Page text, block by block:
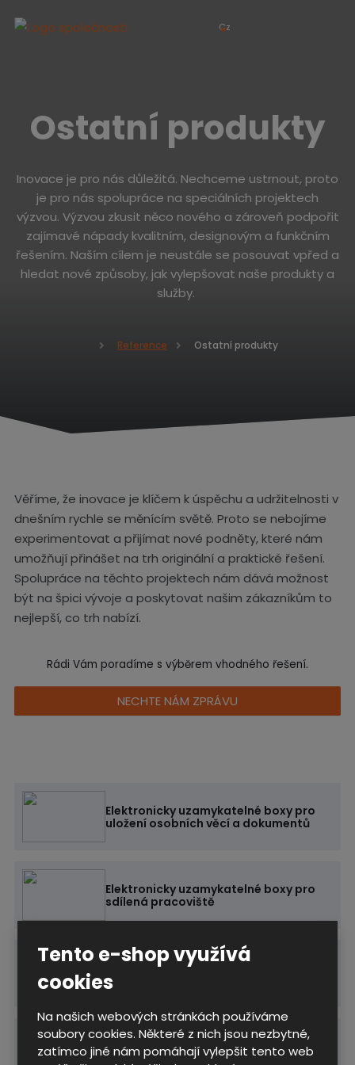
Tento e-shop využívá
cookies
Na našich webových stránkách používáme
soubory cookies. Některé z nich jsou nezbytné,
zatímco jiné nám pomáhají vylepšit tento web
Cz
Ostatní produkty
Inovace je pro nás důležitá. Nechceme ustrnout, proto
je pro nás spolupráce na speciálních projektech
výzvou. Výzvou zkusit něco nového a zároveň podpořit
zajímavé nápady kvalitním, designovým a funkčním
řešením. Naším cílem je neustále se posouvat vpřed a
hledat nové způsoby, jak vylepšovat naše produkty a
služby.
í
a
n
Reference Ostatní produkty
Věříme, že inovace je klíčem k úspěchu a udržitelnosti v
dnešním rychle se měnícím světě. Proto se nebojíme
experimentovat a přijímat nové podněty, které nám
umožňují přinášet na trh originální a praktické řešení.
Spolupráce na těchto projektech nám dává možnost
být na špici vývoje a poskytovat našim zákazníkům to
nejlepší, co trh nabízí.
Rádi Vám poradíme s výběrem vhodného řešení.
NECHTE NÁM ZPRÁVU
Elektronicky uzamykatelné boxy pro
uložení osobních věcí a dokumentů
Elektronicky uzamykatelné boxy pro
sdílená pracoviště
Průmyslová skříň pro počítač a
tiskárnu
Informační panely pro park děčínského
zámku